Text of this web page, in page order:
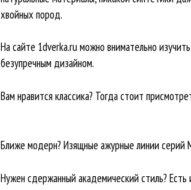
хвойных пород.
На сайте 1dverka.ru можно внимательно
безупречным дизайном.
Вам нравится классика? Тогда стоит
Ближе модерн? Изящные ажурные линии серий
Нужен сдержанный академический стиль?